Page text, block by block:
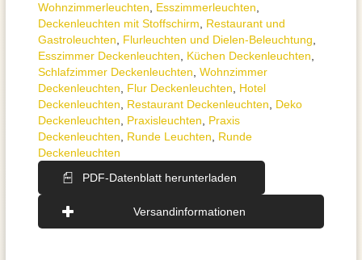
Wohnzimmer­leuchten
Esszimmer­­leuchten
Deckenleuchten mit Stoffschirm
Restaurant und
Gastroleuchten
Flurleuchten und Dielen-Beleuchtung
Esszimmer Deckenleuchten
Küchen Deckenleuchten
Schlafzimmer Deckenleuchten Wohnzimmer
Deckenleuchten
Flur Deckenleuchten
Hotel
Deckenleuchten
Restaurant Deckenleuchten
Deko
Deckenleuchten
Praxisleuchten
Praxis
Deckenleuchten
Runde Leuchten
Runde
Deckenleuchten
PDF-Datenblatt herunterladen
Versandinformationen